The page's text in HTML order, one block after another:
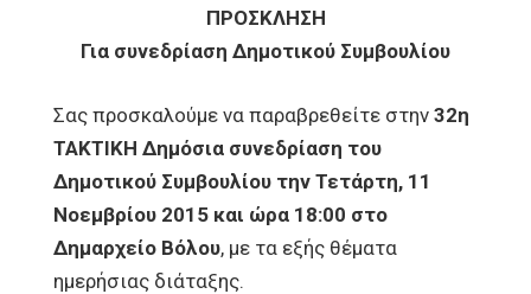
ΠΡΟΣΚΛΗΣΗ
Για συνεδρίαση Δημοτικού Συμβουλίου
Σας προσκαλούμε να παραβρεθείτε στην 32η
ΤΑΚΤΙΚΗ Δημόσια συνεδρίαση του
Δημοτικού Συμβουλίου την Τετάρτη, 11
Νοεμβρίου 2015 και ώρα 18:00 στο
Δημαρχείο Βόλου, με τα εξής θέματα
ημερήσιας διάταξης.